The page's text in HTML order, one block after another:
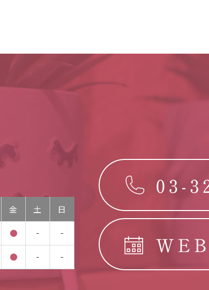
金 土
日